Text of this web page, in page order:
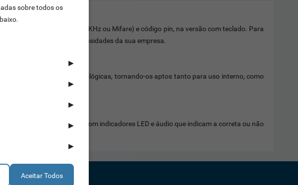
de proximidade (RFID 125KHz ou Mifare) e código pin, na versão com teclado. Para
se à decoração e necessidades da sua empresa.
tipo de condições meteorológicas, tornando-os aptos tanto para uso interno, como
e estão equipados com indicadores LED e áudio que indicam a correta ou não
sobre todos os
▶
▶
▶
▶
▶
Aceitar Todos